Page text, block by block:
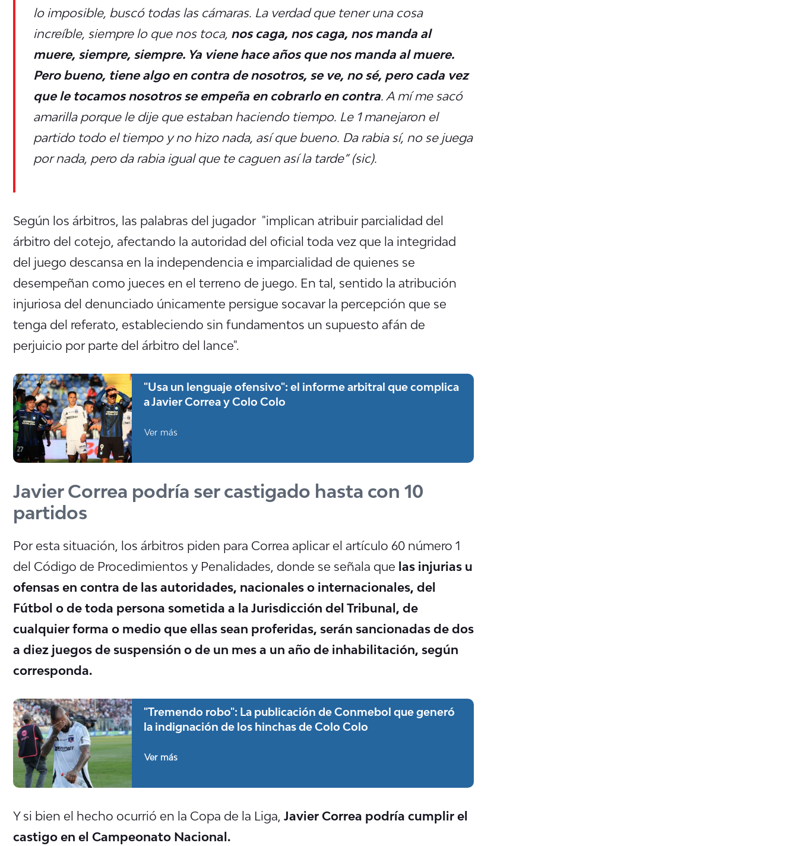
lo imposible, buscó todas las cámaras. La verdad que tener una cosa
increíble, siempre lo que nos toca, nos caga, nos caga, nos manda al
muere, siempre, siempre. Ya viene hace años que nos manda al muere.
Pero bueno, tiene algo en contra de nosotros, se ve, no sé, pero cada vez
que le tocamos nosotros se empeña en cobrarlo en contra. A mí me sacó
amarilla porque le dije que estaban haciendo tiempo. Le 1 manejaron el
partido todo el tiempo y no hizo nada, así que bueno. Da rabia sí, no se juega
por nada, pero da rabia igual que te caguen así la tarde” (sic).
Según los árbitros, las palabras del jugador "implican atribuir parcialidad del
árbitro del cotejo, afectando la autoridad del oficial toda vez que la integridad
del juego descansa en la independencia e imparcialidad de quienes se
desempeñan como jueces en el terreno de juego. En tal, sentido la atribución
injuriosa del denunciado únicamente persigue socavar la percepción que se
tenga del referato, estableciendo sin fundamentos un supuesto afán de
perjuicio por parte del árbitro del lance".
"Usa un lenguaje ofensivo": el informe arbitral que complica
a Javier Correa y Colo Colo
Ver más
Javier Correa podría ser castigado hasta con 10
partidos
Por esta situación, los árbitros piden para Correa aplicar el artículo 60 número 1
del Código de Procedimientos y Penalidades, donde se señala que las injurias u
ofensas en contra de las autoridades, nacionales o internacionales, del
Fútbol o de toda persona sometida a la Jurisdicción del Tribunal, de
cualquier forma o medio que ellas sean proferidas, serán sancionadas de dos
a diez juegos de suspensión o de un mes a un año de inhabilitación, según
corresponda.
"Tremendo robo": La publicación de Conmebol que generó
la indignación de los hinchas de Colo Colo
Ver más
Y si bien el hecho ocurrió en la Copa de la Liga, Javier Correa podría cumplir el
castigo en el Campeonato Nacional.